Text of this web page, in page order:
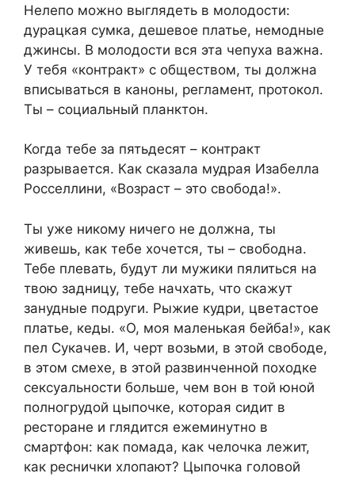
Нелепо можно выглядеть в молодости:
дурацкая сумка, дешевое платье, немодные
джинсы. В молодости вся эта чепуха важна.
У тебя «контракт» с обществом, ты должна
вписываться в каноны, регламент, протокол.
Ты – социальный планктон.
Когда тебе за пятьдесят – контракт
разрывается. Как сказала мудрая Изабелла
Росселлини, «Возраст – это свобода!».
Ты уже никому ничего не должна, ты
живешь, как тебе хочется, ты – свободна.
Тебе плевать, будут ли мужики пялиться на
твою задницу, тебе начхать, что скажут
занудные подруги. Рыжие кудри, цветастое
платье, кеды. «О, моя маленькая бейба!», как
пел Сукачев. И, черт возьми, в этой свободе,
в этом смехе, в этой развинченной походке
сексуальности больше, чем вон в той юной
полногрудой цыпочке, которая сидит в
ресторане и глядится ежеминутно в
смартфон: как помада, как челочка лежит,
как реснички хлопают? Цыпочка головой